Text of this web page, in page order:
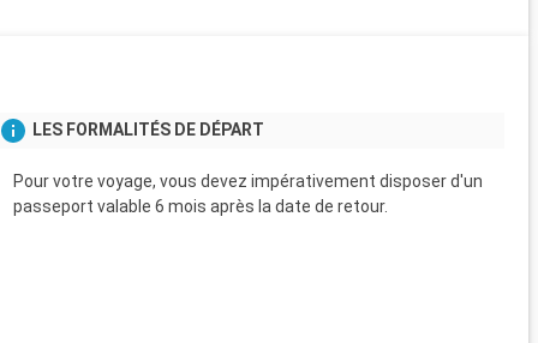
LES FORMALITÉS DE DÉPART
Pour votre voyage, vous devez impérativement disposer d'un
passeport valable 6 mois après la date de retour.